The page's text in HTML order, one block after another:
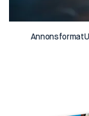
Annonsformat